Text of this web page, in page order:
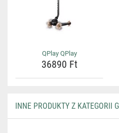
QPlay QPlay
36890 Ft
INNE PRODUKTY Z KATEGORII